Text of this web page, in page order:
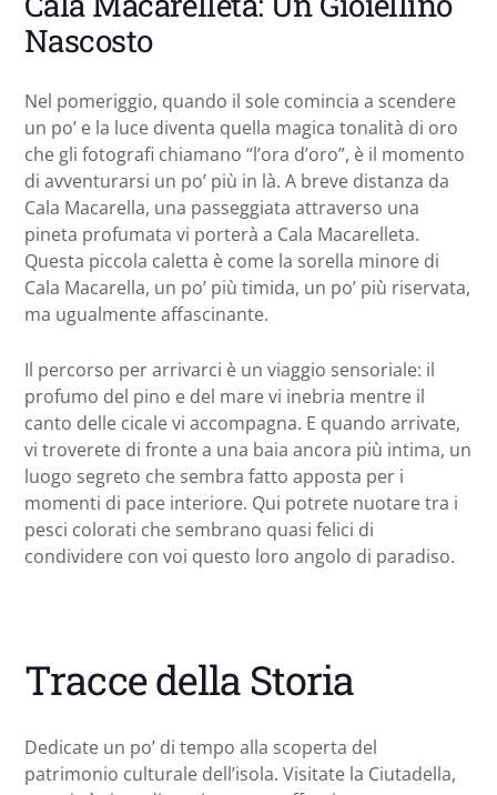
Nascosto
Nel pomeriggio, quando il sole comincia a scendere
un po’ e la luce diventa quella magica tonalità di oro
che gli fotografi chiamano “l’ora d’oro”, è il momento
di avventurarsi un po’ più in là. A breve distanza da
Cala Macarella, una passeggiata attraverso una
pineta profumata vi porterà a Cala Macarelleta.
Questa piccola caletta è come la sorella minore di
Cala Macarella, un po’ più timida, un po’ più riservata,
ma ugualmente affascinante.
Il percorso per arrivarci è un viaggio sensoriale: il
profumo del pino e del mare vi inebria mentre il
canto delle cicale vi accompagna. E quando arrivate,
vi troverete di fronte a una baia ancora più intima, un
luogo segreto che sembra fatto apposta per i
momenti di pace interiore. Qui potrete nuotare tra i
pesci colorati che sembrano quasi felici di
condividere con voi questo loro angolo di paradiso.
Tracce della Storia
Dedicate un po’ di tempo alla scoperta del
patrimonio culturale dell’isola. Visitate la Ciutadella,